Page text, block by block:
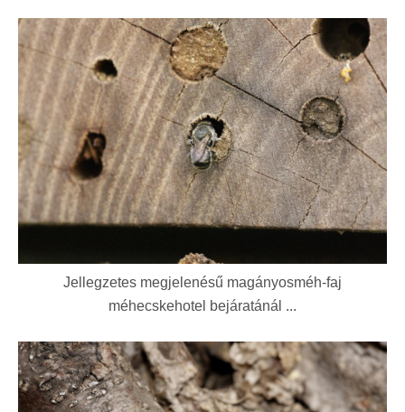
Jellegzetes megjelenésű magányosméh-faj
méhecskehotel bejáratánál ...